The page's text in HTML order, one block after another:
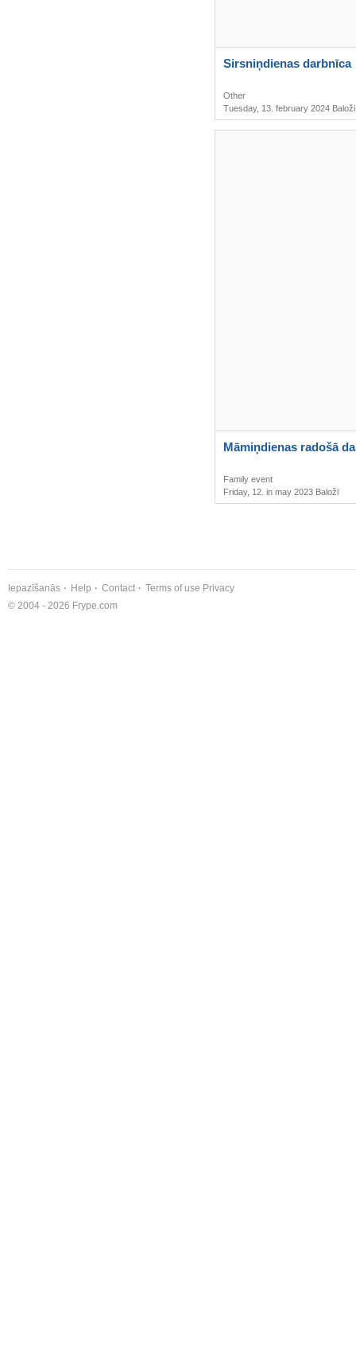
Sirsniņdienas darbnīca
Other
Tuesday, 13. february 2024 Baloži
Māmiņdienas radošā
Family event
Friday, 12. in may 2023 Baloži
Iepazīšanās Help Contact Terms of use Privacy
© 2004 - 2026 Frype.com